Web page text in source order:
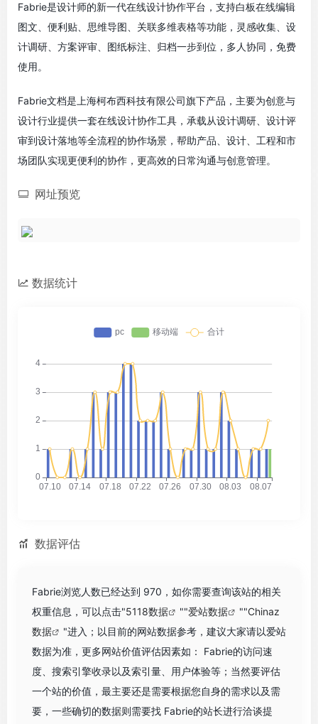
Fabrie是设计师的新一代在线设计协作平台，支持白板在线编辑
图文、便利贴、思维导图、关联多维表格等功能，灵感收集、设
计调研、方案评审、图纸标注、归档一步到位，多人协同，免费
使用。
Fabrie文档是上海柯布西科技有限公司旗下产品，主要为创意与
设计行业提供一套在线设计协作工具，承载从设计调研、设计评
审到设计落地等全流程的协作场景，帮助产品、设计、工程和市
场团队实现更便利的协作，更高效的日常沟通与创意管理。
网址预览
数据统计
数据评估
Fabrie浏览人数已经达到 970，如你需要查询该站的相关
权重信息，可以点击"5118数据 ""爱站数据 ""Chinaz
数据
"进入；以目前的网站数据参考，建议大家请以爱站
数据为准，更多网站价值评估因素如： Fabrie的访问速
度、搜索引擎收录以及索引量、用户体验等；当然要评估
一个站的价值，最主要还是需要根据您自身的需求以及需
要，一些确切的数据则需要找 Fabrie的站长进行洽谈提